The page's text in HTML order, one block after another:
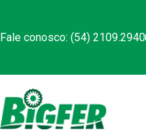
Fale conosco: (54) 2109.2940